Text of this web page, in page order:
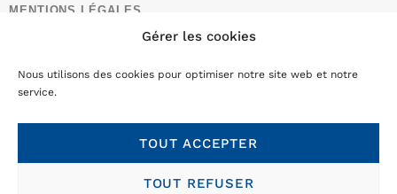
Gérer les cookies
Nous utilisons des cookies pour optimiser notre site web et notre
service.
TOUT ACCEPTER
TOUT REFUSER
MENTIONS LÉGALES
POLITIQUE DE CONFIDENTIALITÉ
Copyright ©2026 Groupe Perraud
l’agence web MARQUE DIGITALE